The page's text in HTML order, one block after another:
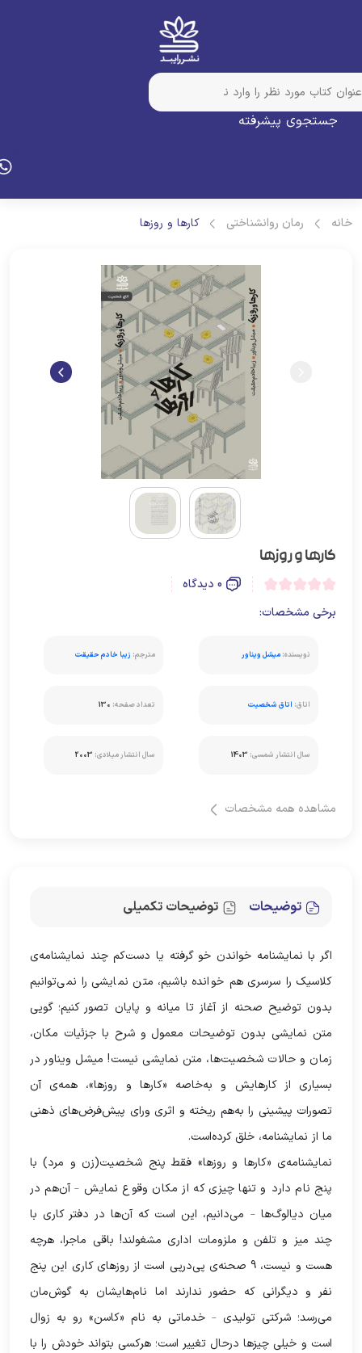
جستجوی پیشرفته
رمان روانشناختی کارها و روزها
کارها و روزها
0 دیدگاه
برخی مشخصات:
نویسنده:میشل ویناور مترجم:زیبا خادم حقیقت
اتاق:اتاق شخصیت تعداد صفحه:130
سال انتشار شمسی:1403 سال انتشار میلادی:2003
مشاهده همه مشخصات
توضیحات توضیحات تکمیلی
اگر با نمایشنامه خواندن خو گرفته یا دست‌کم چند نمایشنامه‌ی
کلاسیک را سرسری هم خوانده باشیم، متن نمایشی را نمی‌توانیم
بدون توضیح صحنه از آغاز تا میانه و پایان تصور کنیم؛ گویی
متن نمایشی بدون توضیحات معمول و شرح با جزئیات مکان،
زمان و حالات شخصیت‌ها، متن نمایشی نیست! میشل ویناور در
بسیاری از کارهایش و به‌خاصه «کارها و روزها»، همه‌ی آن
تصورات پیشینی را به‌هم ریخته و اثری ورای پیش‌فرض‌های ذهنی
ما از نمایشنامه، خلق کرده‌است.
نمایشنامه‌ی «کارها و روزها» فقط پنج شخصیت(زن و مرد) با
پنج نام دارد و تنها چیزی که از مکان وقوع نمایش – آن‌هم در
میان دیالوگ‌ها – می‌دانیم، این است که آن‌ها در دفتر کاری با
چند میز و تلفن و ملزومات اداری مشغولند! باقی ماجرا، هرچه
هست و نیست، 9 صحنه‌ی پی‌درپی است از روزهای کاری این پنج
نفر و دیگرانی که حضور ندارند اما نام‌هایشان به گوش‌مان
می‌رسد؛ شرکتی تولیدی – خدماتی به نام «کاسن» رو به زوال
است و خیلی چیزها درحال تغییر است؛ هرکسی بتواند خودش را با